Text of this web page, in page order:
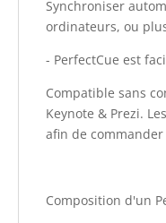
Synchroniser
ordinateurs, ou
- PerfectCue est
Compatible sans
Keynote & Prezi.
afin de
Composition d'un